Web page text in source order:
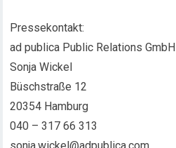
Pressekontakt:
ad publica Public Relations GmbH
Sonja Wickel
Büschstraße 12
20354 Hamburg
040 – 317 66 313